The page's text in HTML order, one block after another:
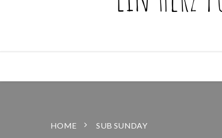
HOME SUB SUNDAY